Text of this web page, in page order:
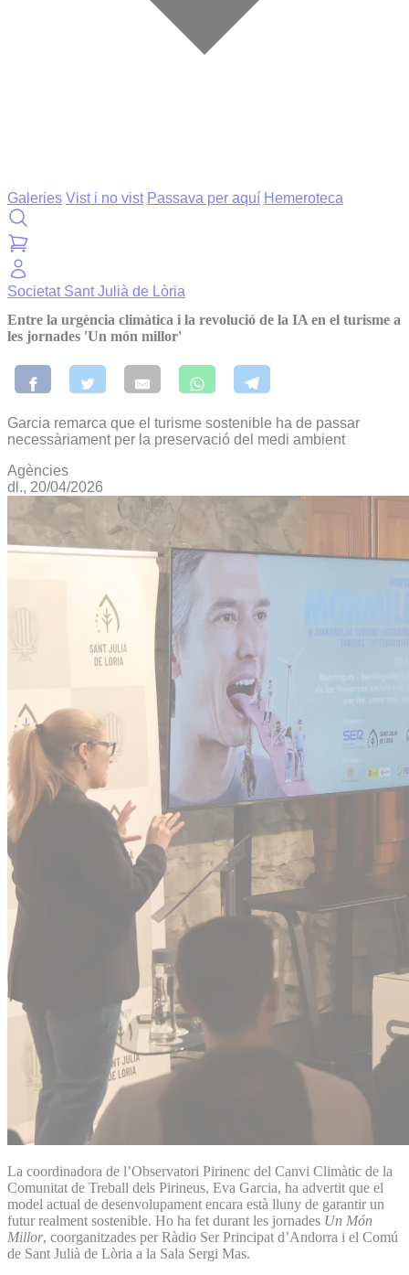
Galeries Vist i no vist Passava per aquí Hemeroteca
Societat Sant Julià de Lòria
Entre la urgència climàtica i la revolució de la IA en el turisme a
les jornades 'Un món millor'
Garcia remarca que el turisme sostenible ha de passar
necessàriament per la preservació del medi ambient
Agències
dl., 20/04/2026
La coordinadora de l’Observatori Pirinenc del Canvi Climàtic de la
Comunitat de Treball dels Pirineus, Eva Garcia, ha advertit que el
model actual de desenvolupament encara està lluny de garantir un
futur realment sostenible. Ho ha fet durant les jornades Un Món
Millor, coorganitzades per Ràdio Ser Principat d’Andorra i el Comú
de Sant Julià de Lòria a la Sala Sergi Mas.